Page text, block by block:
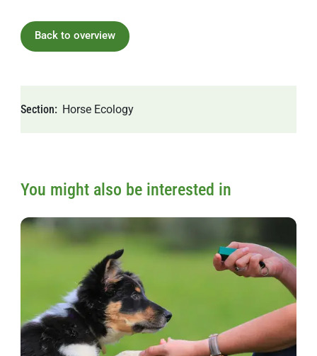
Section Horse Ecology
You might also be interested in
Back to overview